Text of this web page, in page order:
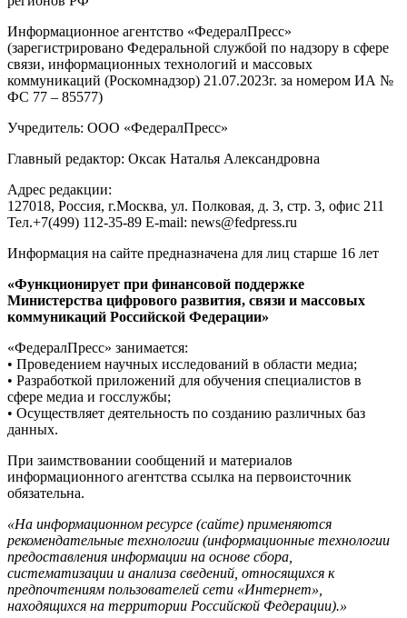
Информационное агентство «ФедералПресс»
(зарегистрировано Федеральной службой по надзору в сфере
связи, информационных технологий и массовых
коммуникаций (Роскомнадзор) 21.07.2023г. за номером ИА №
ФС 77 – 85577)
Учредитель: ООО «ФедералПресс»
Главный редактор: Оксак Наталья Александровна
Адрес редакции:
127018, Россия, г.Москва, ул. Полковая, д. 3, стр. 3, офис 211
Тел.+7(499) 112-35-89 E-mail: news@fedpress.ru
Информация на сайте предназначена для лиц старше 16 лет
«Функционирует при финансовой поддержке
Министерства цифрового развития, связи и массовых
коммуникаций Российской Федерации»
«ФедералПресс» занимается:
• Проведением научных исследований в области медиа;
• Разработкой приложений для обучения специалистов в
сфере медиа и госслужбы;
• Осуществляет деятельность по созданию различных баз
данных.
При заимствовании сообщений и материалов
информационного агентства ссылка на первоисточник
обязательна.
«На информационном ресурсе (сайте) применяются
рекомендательные технологии (информационные технологии
предоставления информации на основе сбора,
систематизации и анализа сведений, относящихся к
предпочтениям пользователей сети «Интернет»,
находящихся на территории Российской Федерации).»